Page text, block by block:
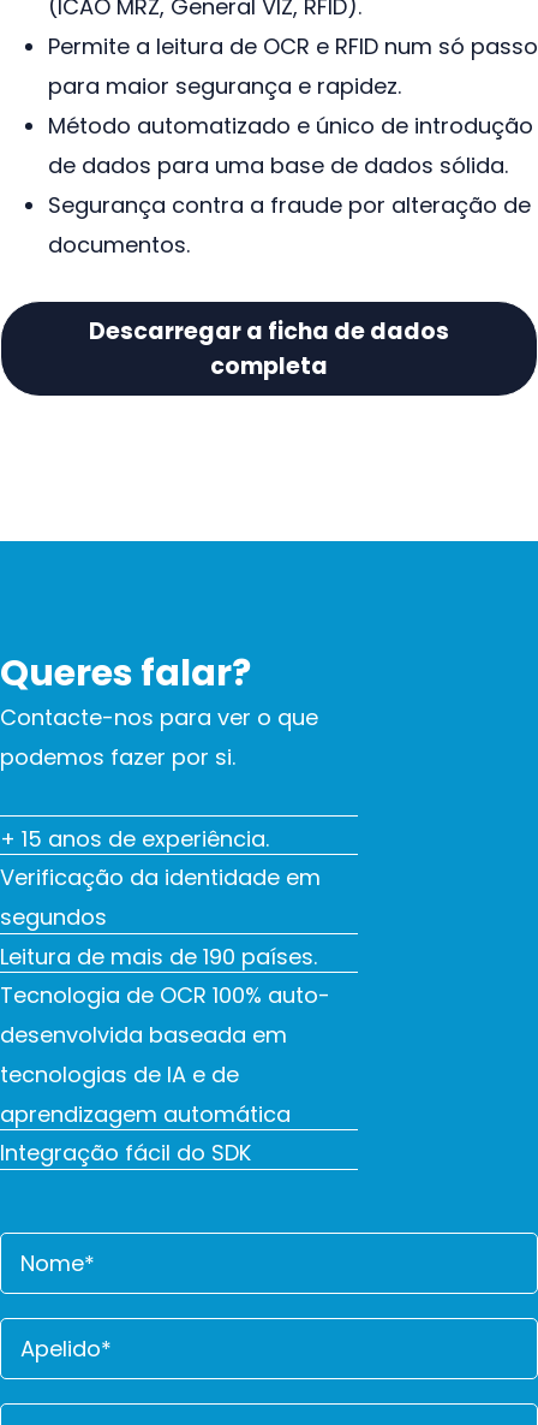
(ICAO MRZ, General VIZ, RFID).
Permite a leitura de OCR e RFID num só passo
para maior segurança e rapidez.
Método automatizado e único de introdução
de dados para uma base de dados sólida.
Segurança contra a fraude por alteração de
documentos.
Descarregar a ficha de dados
completa
Queres falar?
Contacte-nos para ver o que
podemos fazer por si.
+ 15 anos de experiência.
Verificação da identidade em
segundos
Leitura de mais de 190 países.
Tecnologia de OCR 100% auto-
desenvolvida baseada em
tecnologias de IA e de
aprendizagem automática
Integração fácil do SDK